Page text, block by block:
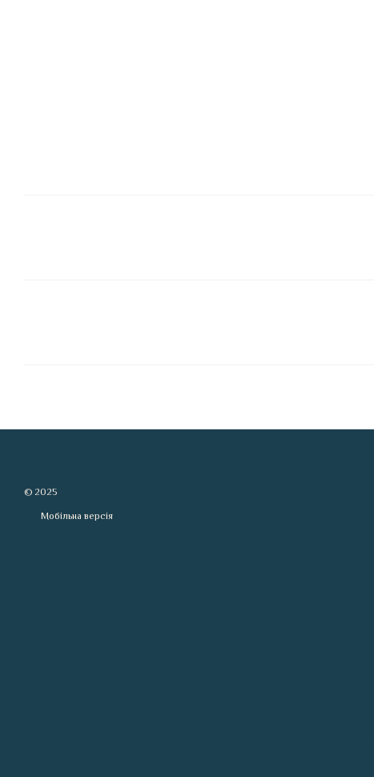
© 2025
Мобільна версія